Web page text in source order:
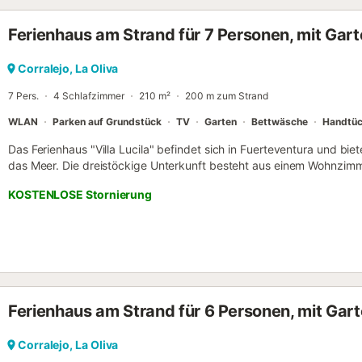
Ferienhaus am Strand für 7 Personen, mit
Corralejo, La Oliva
7 Pers. 4 Schlafzimmer 210 m² 200 m zum Strand
WLAN Parken auf Grundstück TV Garten Bettwäsche
Das Ferienhaus "Villa Lucila" befindet sich in Fuerteventura und
das Meer. Die dreistöckige Unterkunft besteht aus einem
gehören außerdem WLAN, eine Waschmaschine sowie ein
ebenfalls verfügbar. Das Ferienhaus verfügt über einen privaten
offenen Terrassen und einem Grill. Die Unterkunft befindet sich nur
von Corralejo entfernt, wo Sie alle wichtigen Dienstleistungen
5 Minuten zu Fuß erreicht werden. Auf dem Grundstück sind 2
Art sind strengstens untersagt. Rauchen ist nicht erlaubt....
KOSTENLOSE Stornierung
Ferienhaus am Strand für 6 Personen, mit
Corralejo, La Oliva